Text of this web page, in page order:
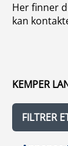
Her finner
kan
KEMPER
FILTRER